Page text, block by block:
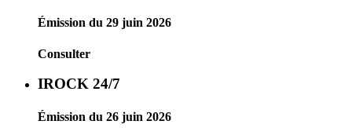
Émission du 29 juin 2026
Consulter
IROCK 24/7
Émission du 26 juin 2026